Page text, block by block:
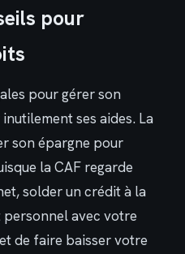
pour
pour gérer son
ses aides. La
son épargne pour
la CAF regarde
solder un crédit à la
avec votre
de faire baisser votre